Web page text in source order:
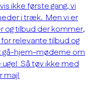
ikke første gang, vi
i træk. Men vi er
og tilbud der kommer,
for relevante tilbud og
hjem-møderne om
uge! Så tøv ikke med
maj!